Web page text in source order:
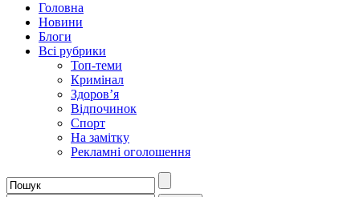
Головна
Новини
Блоги
Всі рубрики
Топ-теми
Кримінал
Здоров’я
Відпочинок
Спорт
На замітку
Рекламні оголошення